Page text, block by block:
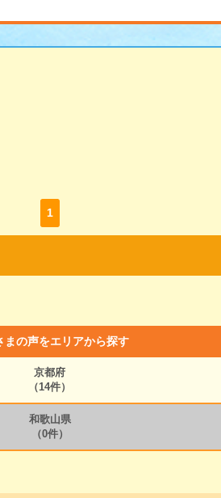
1
まの声をエリアから探す
京都府
（14件）
和歌山県
（0件）